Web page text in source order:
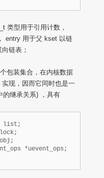
类型用于引用计数，
entry 用于父 kset 以链
链表；
包装集合，在内核数据
现，因而它同时也是一
的继承关系) ，具有
list;
*uevent_ops;